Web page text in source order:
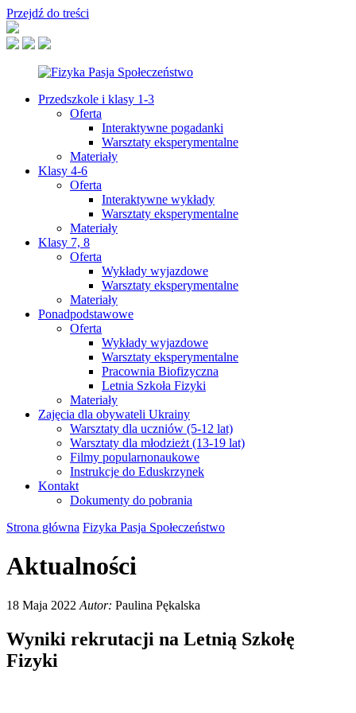
Przejdź do treści
Przedszkole i klasy 1-3
Oferta
Interaktywne pogadanki
Warsztaty eksperymentalne
Materiały
Klasy 4-6
Oferta
Interaktywne wykłady
Warsztaty eksperymentalne
Materiały
Klasy 7, 8
Oferta
Wykłady wyjazdowe
Warsztaty eksperymentalne
Materiały
Ponadpodstawowe
Oferta
Wykłady wyjazdowe
Warsztaty eksperymentalne
Pracownia Biofizyczna
Letnia Szkoła Fizyki
Materiały
Zajęcia dla obywateli Ukrainy
Warsztaty dla uczniów (5-12 lat)
Warsztaty dla młodzieżt (13-19 lat)
Filmy popularnonaukowe
Instrukcje do Eduskrzynek
Kontakt
Dokumenty do pobrania
Strona główna Fizyka Pasja Społeczeństwo
Aktualności
18 Maja 2022 Autor: Paulina Pękalska
Wyniki rekrutacji na Letnią Szkołę
Fizyki